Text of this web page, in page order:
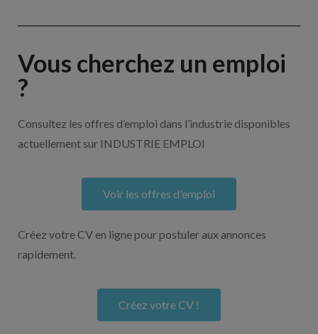
Vous cherchez un emploi
?
Consultez les offres d’emploi dans l’industrie disponibles
actuellement sur INDUSTRIE EMPLOI
Voir les offres d'emploi
Créez votre CV en ligne pour postuler aux annonces
rapidement.
Créez votre CV !